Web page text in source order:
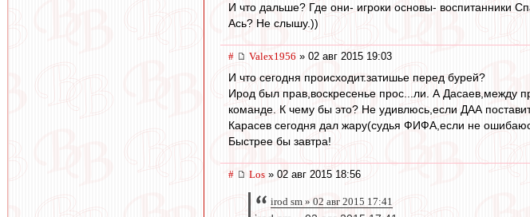
И что дальше? Где они- игроки основы- воспитанники
Ась? Не слышу.))
# Valex1956 » 02 авг 2015 19:03
И что сегодня происходит.затишье перед бурей?
Ирод был прав,воскресенье прос...ли. А Дасаев,между
команде. К чему бы это? Не удивлюсь,если ДАА
Карасев сегодня дал жару(судья ФИФА,если не
Быстрее бы завтра!
# Los » 02 авг 2015 18:56
irod sm » 02 авг 2015 17:41